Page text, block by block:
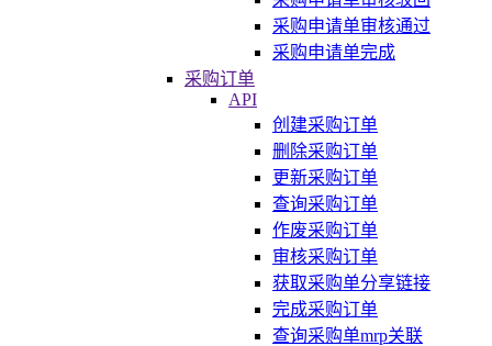
采购申请单审核通过
采购申请单完成
采购订单
API
创建采购订单
删除采购订单
更新采购订单
查询采购订单
作废采购订单
审核采购订单
获取采购单分享链接
完成采购订单
查询采购单mrp关联